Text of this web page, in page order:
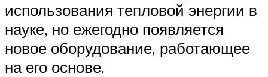
использования тепловой энергии в
науке, но ежегодно появляется
новое оборудование, работающее
на его основе.